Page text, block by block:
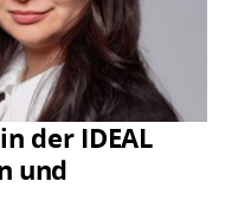
der IDEAL
und